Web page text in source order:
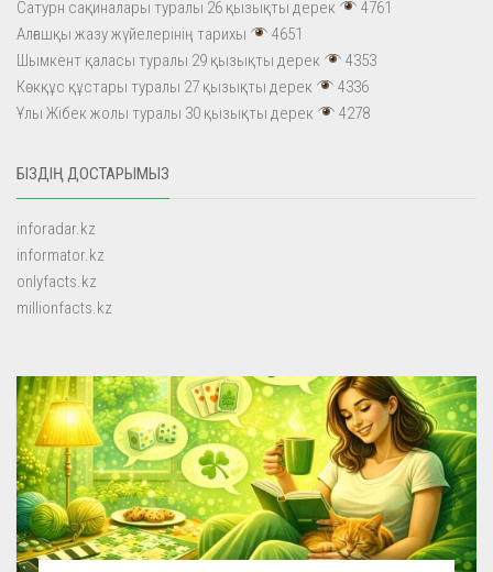
Сатурн сақиналары туралы 26 қызықты дерек
4761
Алғашқы жазу жүйелерінің тарихы
4651
Шымкент қаласы туралы 29 қызықты дерек
4353
Көкқұс құстары туралы 27 қызықты дерек
4336
Ұлы Жібек жолы туралы 30 қызықты дерек
4278
БІЗДІҢ ДОСТАРЫМЫЗ
inforadar.kz
informator.kz
onlyfacts.kz
millionfacts.kz